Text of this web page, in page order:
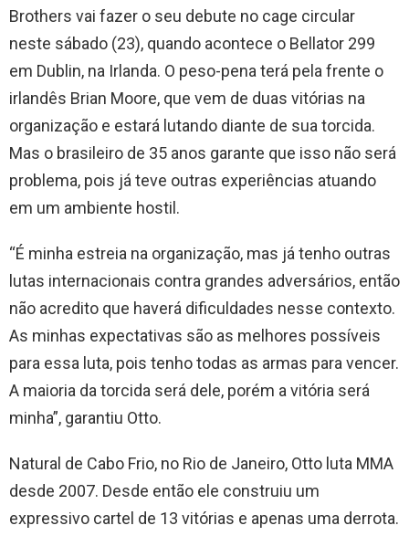
Brothers vai fazer o seu debute no cage circular
neste sábado (23), quando acontece o Bellator 299
em Dublin, na Irlanda. O peso-pena terá pela frente o
irlandês Brian Moore, que vem de duas vitórias na
organização e estará lutando diante de sua torcida.
Mas o brasileiro de 35 anos garante que isso não será
problema, pois já teve outras experiências atuando
em um ambiente hostil.
“É minha estreia na organização, mas já tenho outras
lutas internacionais contra grandes adversários, então
não acredito que haverá dificuldades nesse contexto.
As minhas expectativas são as melhores possíveis
para essa luta, pois tenho todas as armas para vencer.
A maioria da torcida será dele, porém a vitória será
minha”, garantiu Otto.
Natural de Cabo Frio, no Rio de Janeiro, Otto luta MMA
desde 2007. Desde então ele construiu um
expressivo cartel de 13 vitórias e apenas uma derrota.